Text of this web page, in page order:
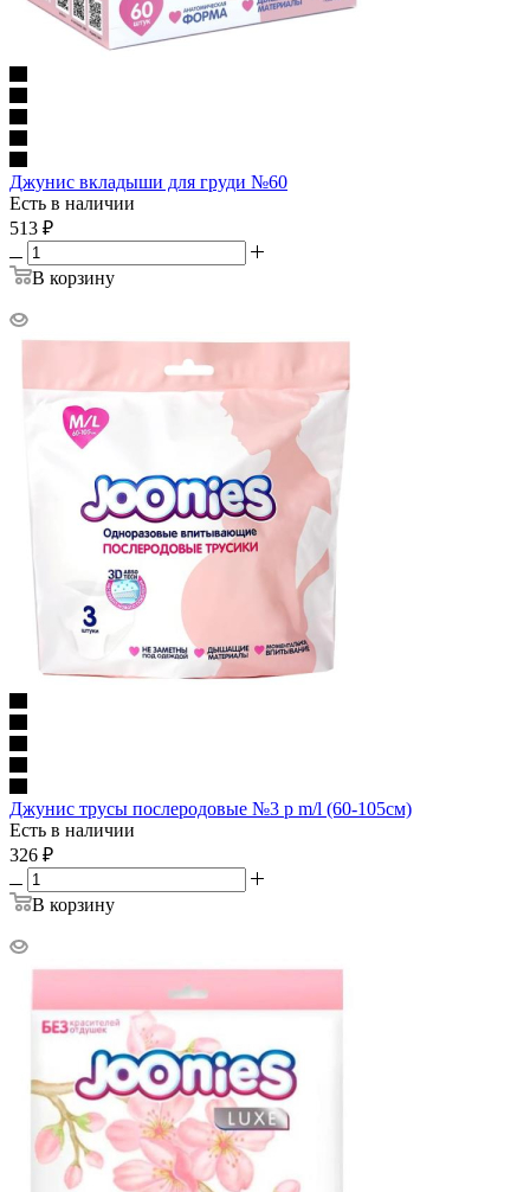
Джунис вкладыши для груди №60
Есть в наличии
513 ₽
В корзину
Джунис трусы послеродовые №3 р m/l (60-105см)
Есть в наличии
326 ₽
В корзину